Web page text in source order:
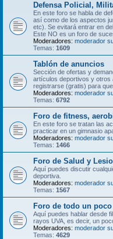
Defensa Policial,
En este foro se habla de
así como de los aspectos
etc). Se evitará entrar en
Este NO es un foro de
Moderadores: moderador
Temas: 1609
Tablón de anuncios
Sección de ofertas y
artículos deportivos y otros
registrarse (gratis) para
Moderadores: moderador
Temas: 6792
Foro de fitness,
En este foro se tratan las
practicar en un gimnasio
Moderadores: moderador
Temas: 1466
Foro de Salud y
Aquí puedes discutir
deportiva.
Moderadores: moderador
Temas: 1567
Foro de todo un poco
Aquí puedes hablar desde
rayos UVA, es decir, un
Moderadores: moderador
Temas: 4629